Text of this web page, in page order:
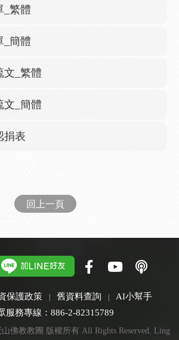
_繁體
_簡體
文_繁體
文_簡體
捐表
回上一頁
保護政策 舊資料查詢
AI小幫手
服務專線：886-2-82315789
佛教教團 版權所有 All Rights Reserved. Ling